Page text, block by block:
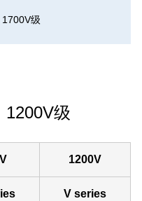
级
1200V级
1200V
V series